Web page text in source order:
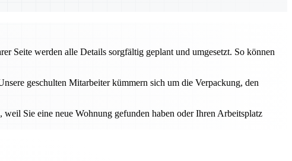
Seite werden alle Details sorgfältig geplant und umgesetzt. So können
geschulten Mitarbeiter kümmern sich um die Verpackung, den
Sie eine neue Wohnung gefunden haben oder Ihren Arbeitsplatz